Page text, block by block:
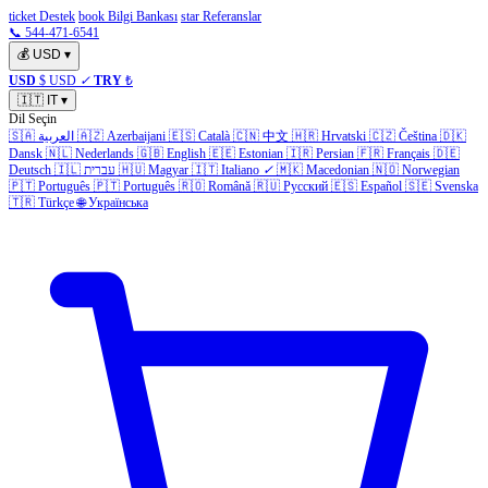
ticket Destek book Bilgi Bankası star Referanslar
📞 544-471-6541
💰 USD ▾
USD $ USD ✓ TRY ₺
🇮🇹 IT ▾
Dil Seçin
🇸🇦 العربية 🇦🇿 Azerbaijani 🇪🇸 Català 🇨🇳 中文 🇭🇷 Hrvatski 🇨🇿 Čeština 🇩🇰
Dansk 🇳🇱 Nederlands 🇬🇧 English 🇪🇪 Estonian 🇮🇷 Persian 🇫🇷 Français 🇩🇪
Deutsch 🇮🇱 עברית 🇭🇺 Magyar 🇮🇹 Italiano ✓ 🇲🇰 Macedonian 🇳🇴 Norwegian
🇵🇹 Português 🇵🇹 Português 🇷🇴 Română 🇷🇺 Русский 🇪🇸 Español 🇸🇪 Svenska
🇹🇷 Türkçe 🌐 Українська